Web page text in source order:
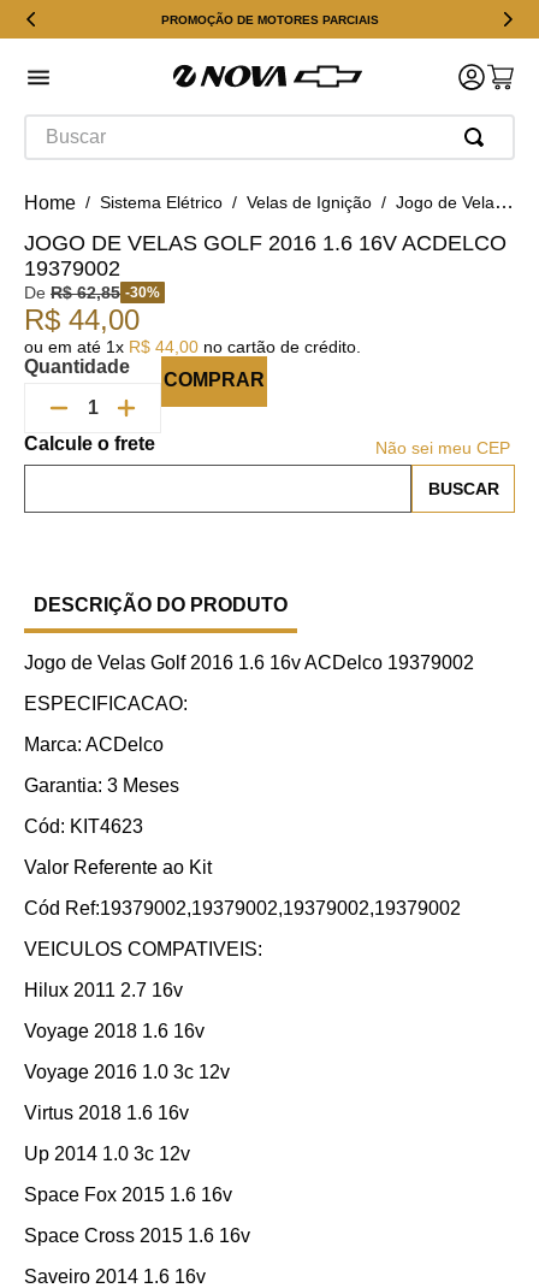
PROMOÇÃO DE MOTORES PARCIAIS
Buscar
Sistema Elétrico Velas de Ignição Jogo de Velas Golf 2016 1.6 16v ACDelco 19379002
JOGO DE VELAS GOLF 2016 1.6 16V ACDELCO
19379002
De R$ 62,85 -30%
R$ 44,00
ou em até 1x R$ 44 00 no cartão de crédito.
Quantidade
COMPRAR
Não sei meu CEP
DESCRIÇÃO DO PRODUTO
Jogo de Velas Golf 2016 1.6 16v ACDelco 19379002
ESPECIFICACAO:
Marca: ACDelco
Garantia: 3 Meses
Cód: KIT4623
Valor Referente ao Kit
Cód Ref:19379002,19379002,19379002,19379002
VEICULOS COMPATIVEIS:
Hilux 2011 2.7 16v
Voyage 2018 1.6 16v
Voyage 2016 1.0 3c 12v
Virtus 2018 1.6 16v
Up 2014 1.0 3c 12v
Space Fox 2015 1.6 16v
Space Cross 2015 1.6 16v
Saveiro 2014 1.6 16v